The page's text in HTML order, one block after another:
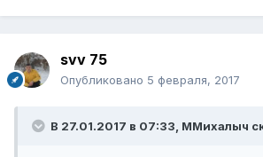
svv 75
Опубликовано 5 февраля, 2017
В 27.01.2017 в 07:33, ММихалыч